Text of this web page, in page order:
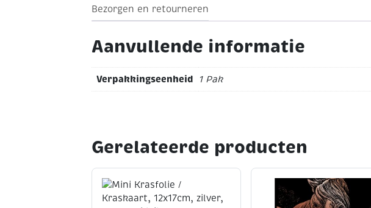
Bezorgen en retourneren
Aanvullende informatie
Verpakkingseenheid 1 Pak
Gerelateerde producten